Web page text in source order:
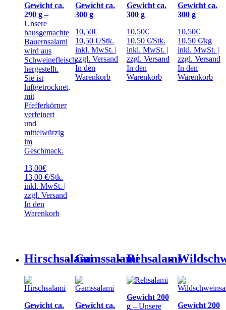
Gewicht ca.
290 g –
Unsere
hausgemachte
Bauernsalami
wird aus
Schweinefleisch
hergestellt.
Sie ist
luftgetrocknet,
mit
Pfefferkörner
verfeinert
und
mittelwürzig
im
Geschmack.
13,00€
13,00 €/Stk.
inkl. MwSt. |
zzgl. Versand
In den
Warenkorb
Gewicht ca.
300 g
10,50€
10,50 €/Stk.
inkl. MwSt. |
zzgl.Versand
In den
Warenkorb
Gewicht ca.
300 g
10,50€
10,50 €/Stk.
inkl. MwSt. |
zzgl. Versand
In den
Warenkorb
Gewicht ca.
300 g
10,50€
10,50 €/kg
inkl. MwSt. |
zzgl. Versand
In den
Warenkorb
Hirschsalami
Gewicht ca.
Gamssalami
Gewicht ca.
Rehsalami
Gewicht 200
g– Unsere
Gewicht 200